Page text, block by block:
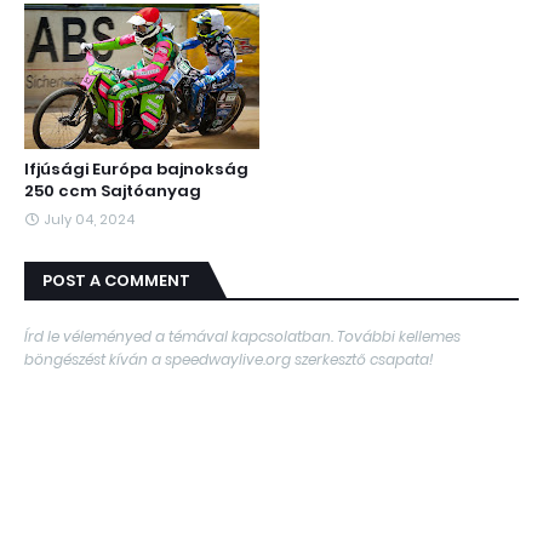
Ifjúsági Európa bajnokság
250 ccm Sajtóanyag
July 04, 2024
POST A COMMENT
Írd le véleményed a témával kapcsolatban. További kellemes
böngészést kíván a speedwaylive.org szerkesztő csapata!